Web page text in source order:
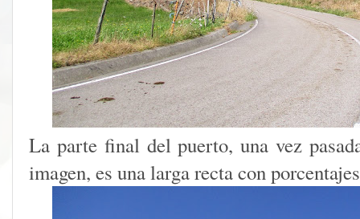
La parte final del puerto, una vez
imagen, es una larga recta con